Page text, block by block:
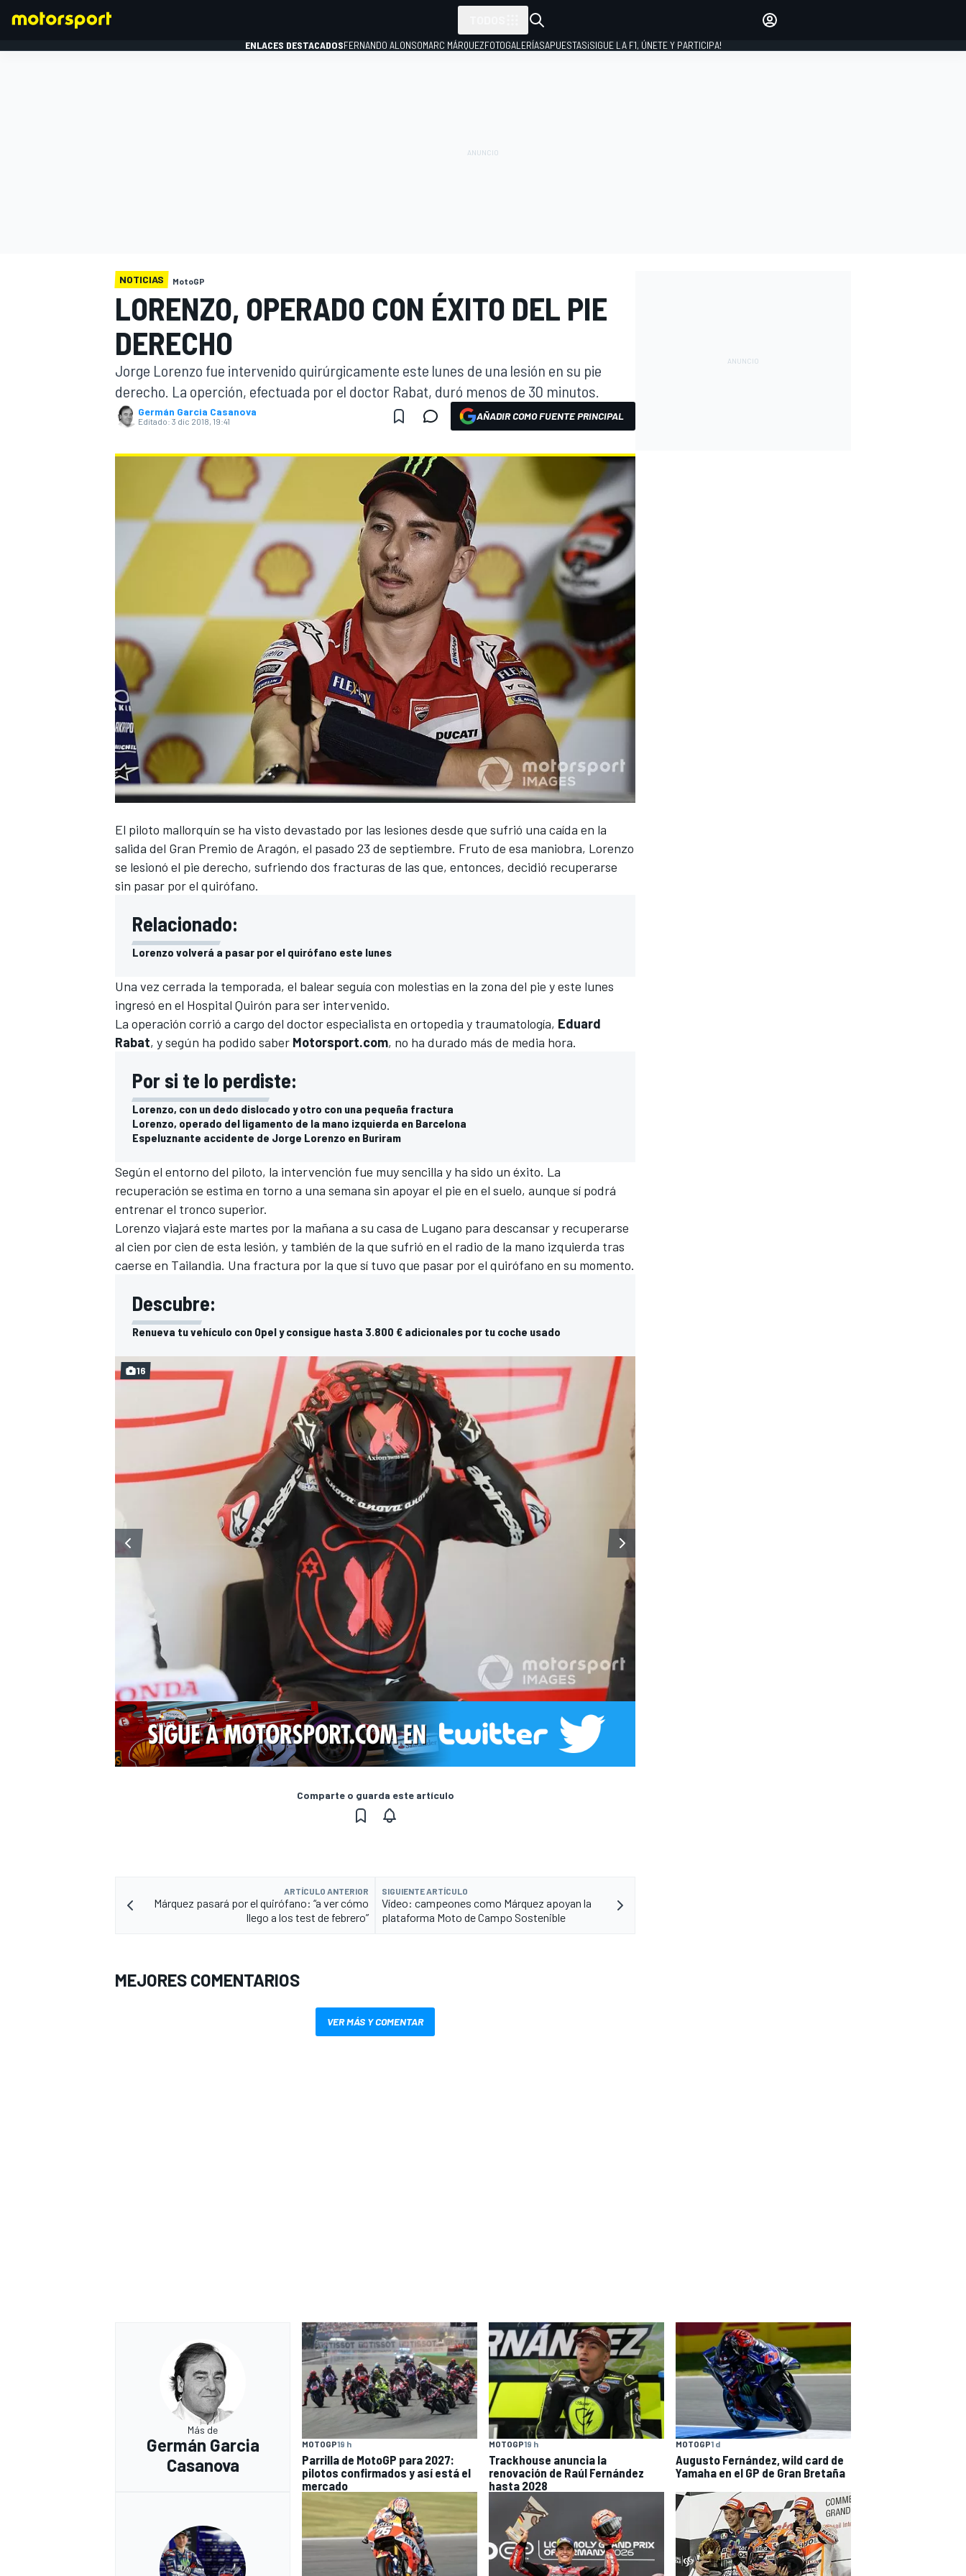
WEC FÓRMULA E
MÁS CATEGORÍAS
ENLACES DESTACADOSFERNANDO ALONSOMARC MÁRQUEZFOTOGALERÍASAPUESTAS¡SIGUE LA F1, ÚNETE Y PARTICIPA!
NOTICIAS MotoGP
LORENZO, OPERADO CON ÉXITO DEL PIE
DERECHO
Jorge Lorenzo fue intervenido quirúrgicamente este lunes de una lesión en su pie
derecho. La operción, efectuada por el doctor Rabat, duró menos de 30 minutos.
Germán Garcia Casanova
Editado: 3 dic 2018, 19:41 AÑADIR COMO FUENTE PRINCIPAL
El piloto mallorquín se ha visto devastado por las lesiones desde que sufrió una caída en la
salida del Gran Premio de Aragón, el pasado 23 de septiembre. Fruto de esa maniobra, Lorenzo
se lesionó el pie derecho, sufriendo dos fracturas de las que, entonces, decidió recuperarse
sin pasar por el quirófano.
Relacionado:
Lorenzo volverá a pasar por el quirófano este lunes
Una vez cerrada la temporada, el balear seguía con molestias en la zona del pie y este lunes
ingresó en el Hospital Quirón para ser intervenido.
La operación corrió a cargo del doctor especialista en ortopedia y traumatología, Eduard
Rabat, y según ha podido saber Motorsport.com, no ha durado más de media hora.
Por si te lo perdiste:
Lorenzo, con un dedo dislocado y otro con una pequeña fractura
Lorenzo, operado del ligamento de la mano izquierda en Barcelona
Espeluznante accidente de Jorge Lorenzo en Buriram
Según el entorno del piloto, la intervención fue muy sencilla y ha sido un éxito. La
recuperación se estima en torno a una semana sin apoyar el pie en el suelo, aunque sí podrá
entrenar el tronco superior.
Lorenzo viajará este martes por la mañana a su casa de Lugano para descansar y recuperarse
al cien por cien de esta lesión, y también de la que sufrió en el radio de la mano izquierda tras
caerse en Tailandia. Una fractura por la que sí tuvo que pasar por el quirófano en su momento.
Descubre:
Renueva tu vehículo con Opel y consigue hasta 3.800 € adicionales por tu coche usado
16
Comparte o guarda este artículo
ARTÍCULO ANTERIOR
Márquez pasará por el quirófano: “a ver cómo
llego a los test de febrero”
SIGUIENTE ARTÍCULO
Vídeo: campeones como Márquez apoyan la
plataforma Moto de Campo Sostenible
MEJORES COMENTARIOS
VER MÁS Y COMENTAR
Más de
Germán Garcia
Casanova
MOTOGP19 h
Parrilla de MotoGP para 2027:
pilotos confirmados y así está el
mercado
MOTOGP19 h
Trackhouse anuncia la
renovación de Raúl Fernández
hasta 2028
MOTOGP1 d
Augusto Fernández, wild card de
Yamaha en el GP de Gran Bretaña